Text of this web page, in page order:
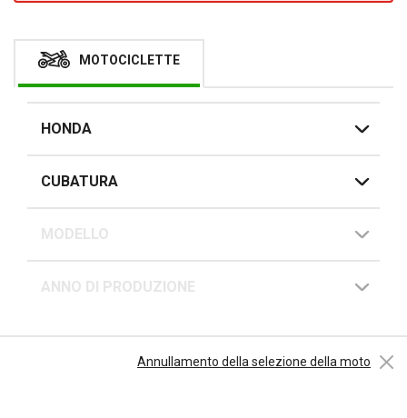
MOTOCICLETTE
HONDA
CUBATURA
MODELLO
ANNO DI PRODUZIONE
Annullamento della selezione della moto